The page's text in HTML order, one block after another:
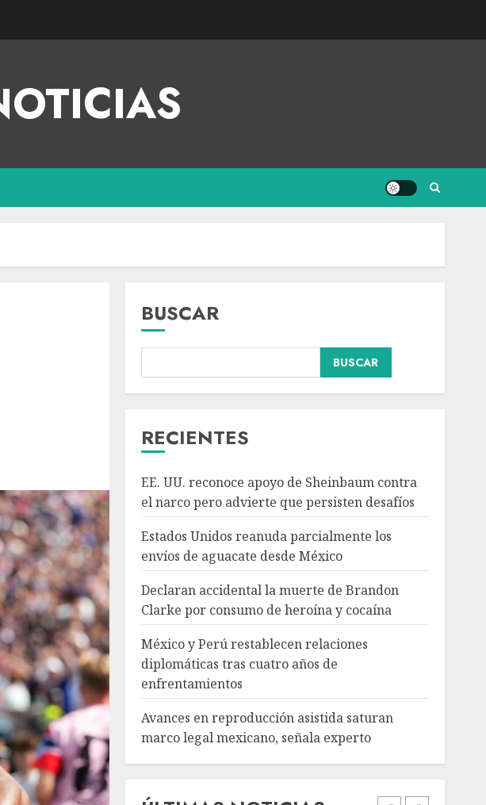
BUSCAR
BUSCAR
RECIENTES
EE. UU. reconoce apoyo de Sheinbaum contra
el narco pero advierte que persisten desafíos
Estados Unidos reanuda parcialmente los
envíos de aguacate desde México
Declaran accidental la muerte de Brandon
Clarke por consumo de heroína y cocaína
México y Perú restablecen relaciones
diplomáticas tras cuatro años de
enfrentamientos
Avances en reproducción asistida saturan
marco legal mexicano, señala experto
3
Declaran accidental la
4
México y Perú
restablecen relaciones
años de enfrentamientos
AGOSTO 8, 2026
5
Avances en reproducción
legal mexicano, señala
experto
EE. UU. reconoce apoyo